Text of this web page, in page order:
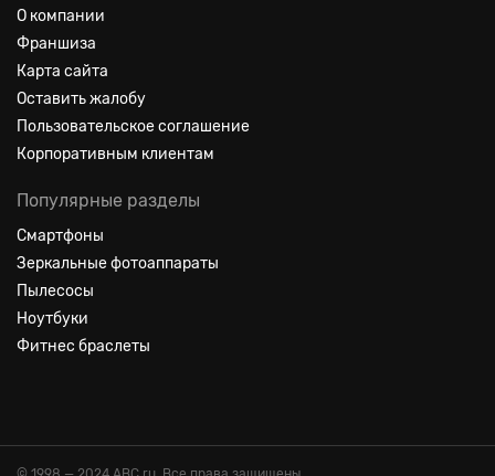
О компании
Франшиза
Карта сайта
Оставить жалобу
Пользовательское соглашение
Корпоративным клиентам
Популярные разделы
Смартфоны
Зеркальные фотоаппараты
Пылесосы
Ноутбуки
Фитнес браслеты